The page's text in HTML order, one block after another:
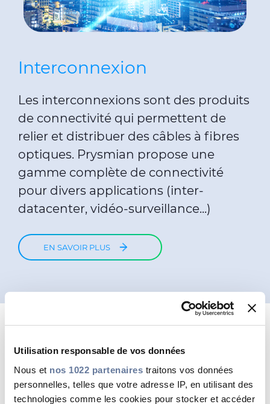
Utilisation responsable de vos données
Nous et nos 1022 partenaires traitons vos données
personnelles, telles que votre adresse IP, en utilisant des
technologies comme les cookies pour stocker et accéder
Interconnexion
Les interconnexions sont des produits
de connectivité qui permettent de
relier et distribuer des câbles à fibres
optiques. Prysmian propose une
gamme complète de connectivité
pour divers applications (inter-
datacenter, vidéo-surveillance...)
EN SAVOIR PLUS